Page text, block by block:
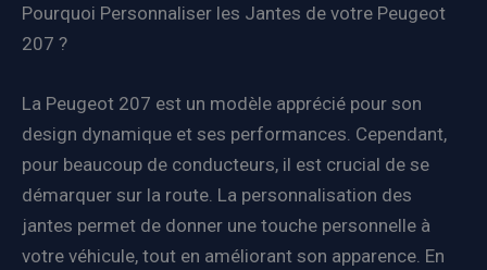
Pourquoi Personnaliser les Jantes de votre Peugeot
207 ?
La Peugeot 207 est un modèle apprécié pour son
design dynamique et ses performances. Cependant,
pour beaucoup de conducteurs, il est crucial de se
démarquer sur la route. La personnalisation des
jantes permet de donner une touche personnelle à
votre véhicule, tout en améliorant son apparence. En